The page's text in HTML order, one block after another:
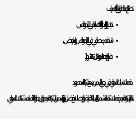
نصائح للحفاظ على أنابيب الصرف
تجنب إلقاء الزيوت أو النفايات الصلبة في الأحواض.
استخدم مصافي في الأحواض والمراحيض.
قم بإجراء صيانة دورية كل 6-12 شهرًا.
خدمات تسليك المجاري في حي الياسمين مع شركة المحمود
تتميز الشركة بتقديم خدمات شاملة تشمل التسليك، التنظيف، والإصلاح. بفضل خبرتها، تضمن الشركة تقديم حلول طويلة الأمد لمشكلات المجاري.